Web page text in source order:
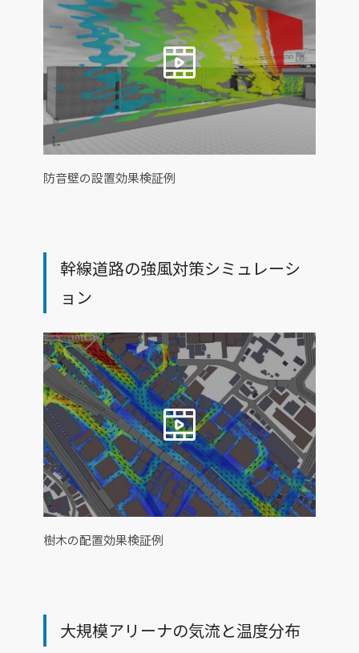
防音壁の設置効果検証例
幹線道路の強風対策シミュレーシ
ョン
樹木の配置効果検証例
大規模アリーナの気流と温度分布